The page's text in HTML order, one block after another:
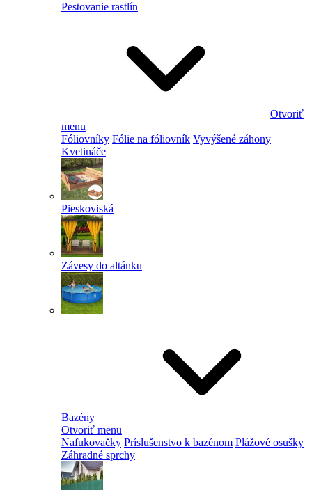
Pestovanie rastlín
Otvoriť
menu
Fóliovníky Fólie na fóliovník Vyvýšené záhony
Kvetináče
Pieskoviská
Závesy do altánku
Bazény
Otvoriť menu
Nafukovačky Príslušenstvo k bazénom Plážové osušky
Záhradné sprchy